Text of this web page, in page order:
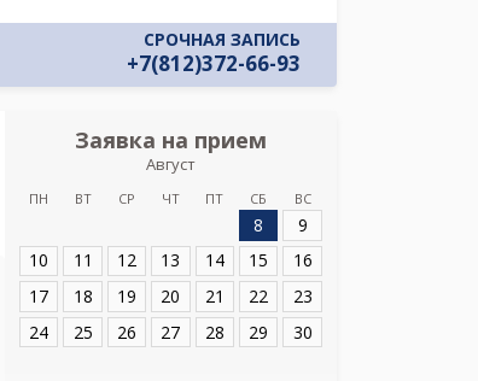
СРОЧНАЯ ЗАПИСЬ
+7(812)372-66-93
Заявка на прием
Август
ПН ВТ СР ЧТ ПТ СБ ВС
8
9
10
11 12 13 14 15
16
17
18 19 20 21 22
23
24
25 26 27 28 29 30